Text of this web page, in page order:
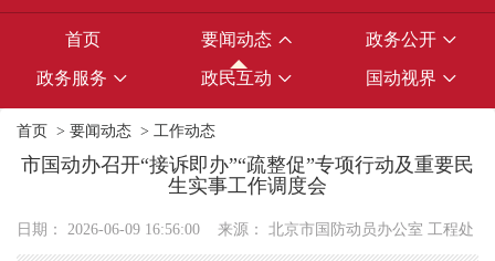
首页 要闻动态 政务公开
政务服务 政民互动 国动视界
首页 > 要闻动态 > 工作动态
市国动办召开“接诉即办”“疏整促”专项行动及重要民
生实事工作调度会
日期： 2026-06-09 16:56:00 来源： 北京市国防动员办公室 工程处